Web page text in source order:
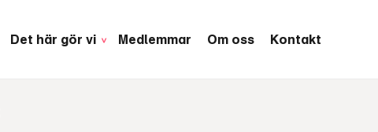
Det här gör vi Medlemmar Om oss Kontakt